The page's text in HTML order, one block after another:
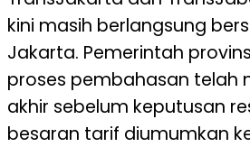
kini masih berlangsung
Jakarta. Pemerintah
proses pembahasan telah
akhir sebelum keputusan
besaran tarif diumumkan